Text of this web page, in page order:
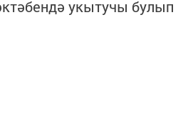
укытучы булып